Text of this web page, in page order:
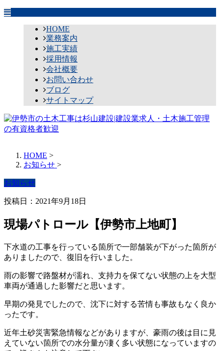
HOME
業務案内
施工実績
採用情報
会社概要
お問い合わせ
ブログ
サイトマップ
HOME >
お知らせ >
お知らせ
投稿日：2021年9月18日
現場パトロール【伊勢市上地町】
下水道の工事を行っている箇所で一部舗装が下がった箇所が
ありましたので、復旧を行いました。
雨の影響で路盤材が濡れ、支持力を保てない状態の上を大型
車両が通過した影響だと思います。
早期の発見でしたので、沈下に対する苦情も事故もなく良か
ったです。
近年土砂災害緊急情報などがありますが、豪雨の後は目に見
えていない箇所での水分量が凄く多い状態になっていますの